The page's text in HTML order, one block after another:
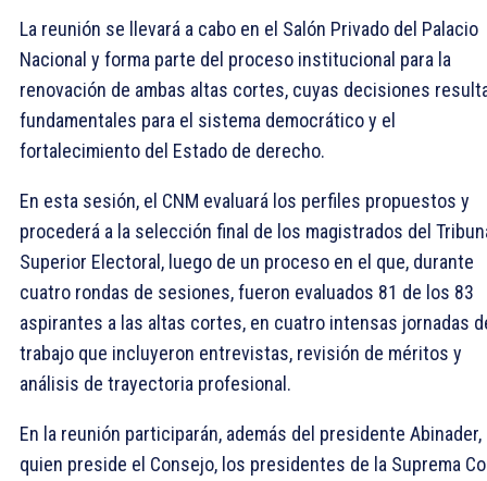
La reunión se llevará a cabo en el Salón Privado del Palacio
Nacional y forma parte del proceso institucional para la
renovación de ambas altas cortes, cuyas decisiones
fundamentales para el sistema democrático y el
fortalecimiento del Estado de derecho.
En esta sesión, el CNM evaluará los perfiles propuestos y
procederá a la selección final de los magistrados del
Superior Electoral, luego de un proceso en el que, durante
cuatro rondas de sesiones, fueron evaluados 81 de los 83
aspirantes a las altas cortes, en cuatro intensas jornadas
trabajo que incluyeron entrevistas, revisión de méritos y
análisis de trayectoria profesional.
En la reunión participarán, además del presidente Abinader,
quien preside el Consejo, los presidentes de la Suprema